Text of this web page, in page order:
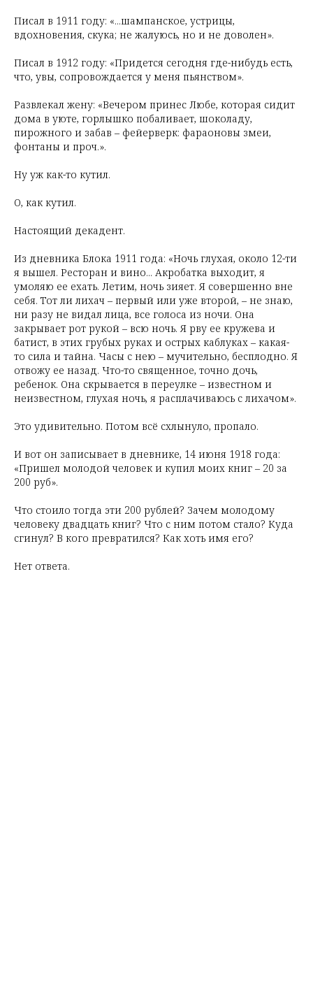
Писал в 1911 году: «...шампанское, устрицы,
вдохновения, скука; не жалуюсь, но и не доволен».
Писал в 1912 году: «Придется сегодня где-нибудь есть,
что, увы, сопровождается у меня пьянством».
Развлекал жену: «Вечером принес Любе, которая сидит
дома в уюте, горлышко побаливает, шоколаду,
пирожного и забав – фейерверк: фараоновы змеи,
фонтаны и проч.».
Ну уж как-то кутил.
О, как кутил.
Настоящий декадент.
Из дневника Блока 1911 года: «Ночь глухая, около 12-ти
я вышел. Ресторан и вино... Акробатка выходит, я
умоляю ее ехать. Летим, ночь зияет. Я совершенно вне
себя. Тот ли лихач – первый или уже второй, – не знаю,
ни разу не видал лица, все голоса из ночи. Она
закрывает рот рукой – всю ночь. Я рву ее кружева и
батист, в этих грубых руках и острых каблуках – какая-
то сила и тайна. Часы с нею – мучительно, бесплодно. Я
отвожу ее назад. Что-то священное, точно дочь,
ребенок. Она скрывается в переулке – известном и
неизвестном, глухая ночь, я расплачиваюсь с лихачом».
Это удивительно. Потом всё схлынуло, пропало.
И вот он записывает в дневнике, 14 июня 1918 года:
«Пришел молодой человек и купил моих книг – 20 за
200 руб».
Что стоило тогда эти 200 рублей? Зачем молодому
человеку двадцать книг? Что с ним потом стало? Куда
сгинул? В кого превратился? Как хоть имя его?
Нет ответа.